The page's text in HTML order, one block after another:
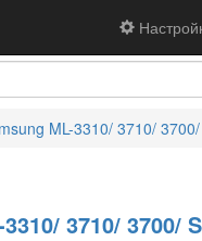
ML-3310/ 3710/
3710/ 3700/